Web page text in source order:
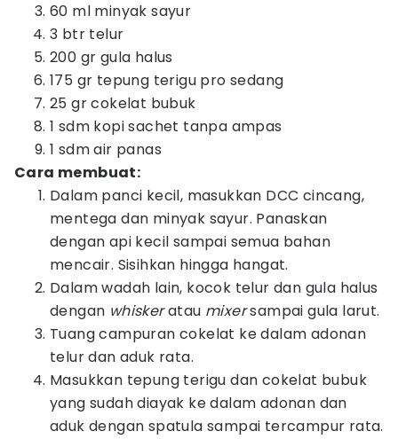
60 ml minyak sayur
3 btr telur
200 gr gula halus
175 gr tepung terigu pro sedang
25 gr cokelat bubuk
1 sdm kopi sachet tanpa ampas
1 sdm air panas
Cara membuat:
Dalam panci kecil, masukkan DCC cincang,
mentega dan minyak sayur. Panaskan
dengan api kecil sampai semua bahan
mencair. Sisihkan hingga hangat.
Dalam wadah lain, kocok telur dan gula halus
dengan whiskeratau mixersampai gula larut.
Tuang campuran cokelat ke dalam adonan
telur dan aduk rata.
Masukkan tepung terigu dan cokelat bubuk
yang sudah diayak ke dalam adonan dan
aduk dengan spatula sampai tercampur rata.